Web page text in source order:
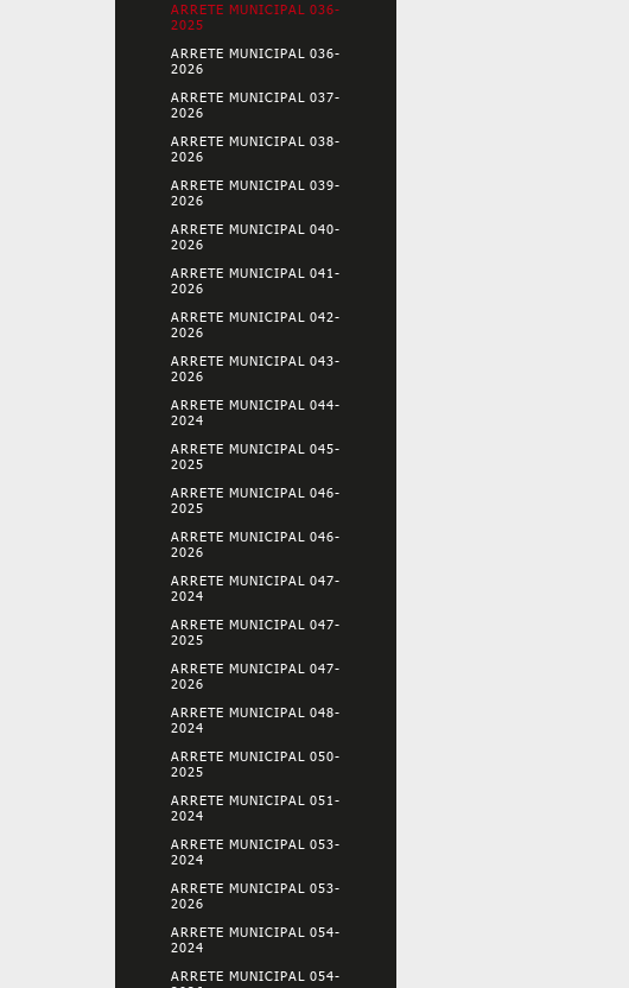
ARRETE MUNICIPAL 036-
2025
ARRETE MUNICIPAL 036-
2026
ARRETE MUNICIPAL 037-
2026
ARRETE MUNICIPAL 038-
2026
ARRETE MUNICIPAL 039-
2026
ARRETE MUNICIPAL 040-
2026
ARRETE MUNICIPAL 041-
2026
ARRETE MUNICIPAL 042-
2026
ARRETE MUNICIPAL 043-
2026
ARRETE MUNICIPAL 044-
2024
ARRETE MUNICIPAL 045-
2025
ARRETE MUNICIPAL 046-
2025
ARRETE MUNICIPAL 046-
2026
ARRETE MUNICIPAL 047-
2024
ARRETE MUNICIPAL 047-
2025
ARRETE MUNICIPAL 047-
2026
ARRETE MUNICIPAL 048-
2024
ARRETE MUNICIPAL 050-
2025
ARRETE MUNICIPAL 051-
2024
ARRETE MUNICIPAL 053-
2024
ARRETE MUNICIPAL 053-
2026
ARRETE MUNICIPAL 054-
2024
ARRETE MUNICIPAL 054-